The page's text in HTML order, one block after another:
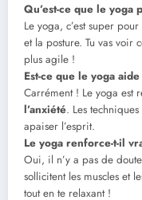
Qu’est-ce que le
Le yoga, c’est super pour
et la posture. Tu vas voir
plus agile !
Est-ce que le yoga
Carrément ! Le yoga est
l’anxiété. Les
apaiser l’esprit.
Le yoga renforce-t-il
Oui, il n’y a pas de
sollicitent les muscles et
tout en te relaxant !